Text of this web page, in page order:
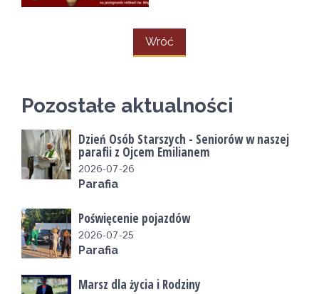
Wróć
Pozostałe aktualności
Dzień Osób Starszych - Seniorów w naszej
parafii z Ojcem Emilianem
2026-07-26
Parafia
Poświęcenie pojazdów
2026-07-25
Parafia
Marsz dla życia i Rodziny